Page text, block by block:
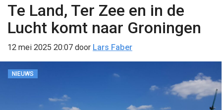
Te Land, Ter Zee en in de
Lucht komt naar Groningen
12 mei 2025 20:07 door Lars Faber
NIEUWS